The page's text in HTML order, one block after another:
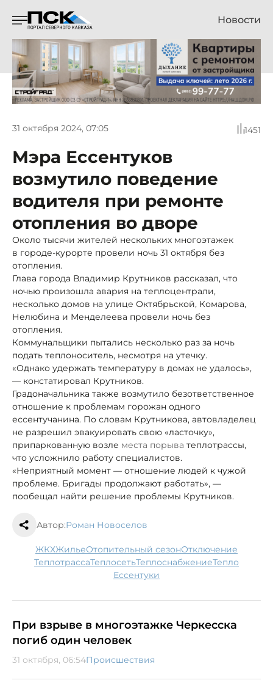
Новости
31 октября 2024, 07:05 1451
Мэра Ессентуков
возмутило поведение
водителя при ремонте
отопления во дворе
Около тысячи жителей нескольких многоэтажек
в городе-курорте провели ночь 31 октября без
отопления.
Глава города Владимир Крутников рассказал, что
ночью произошла авария на теплоцентрали,
несколько домов на улице Октябрьской, Комарова,
Нелюбина и Менделеева провели ночь без
отопления.
Коммунальщики пытались несколько раз за ночь
подать теплоноситель, несмотря на утечку.
«Однако удержать температуру в домах не удалось»,
— констатировал Крутников.
Градоначальника также возмутило безответственное
отношение к проблемам горожан одного
ессентучанина. По словам Крутникова, автовладелец
не разрешил эвакуировать свою «ласточку»,
припаркованную возле места порыва теплотрассы,
что усложнило работу специалистов.
«Неприятный момент — отношение людей к чужой
проблеме. Бригады продолжают работать», —
пообещал найти решение проблемы Крутников.
Автор:Роман Новоселов
ЖКХ жилье отопительный сезон
отключение
теплотрасса Теплосеть теплоснабжение тепло
Ессентуки
При взрыве в многоэтажке Черкесска
погиб один человек
31 октября, 06:54Происшествия